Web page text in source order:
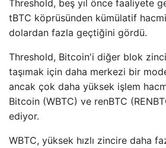
Threshold, beş yıl önce faaliyete
tBTC köprüsünden kümülatif
dolardan fazla geçtiğini gördü.
Threshold, Bitcoin'i diğer blok
taşımak için daha merkezi bir
ancak çok daha yüksek işlem
Bitcoin (WBTC) ve renBTC
ediyor.
WBTC, yüksek hızlı zincire daha